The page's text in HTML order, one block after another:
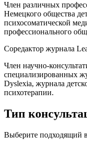
Член различных
Немецкого общества
психосоматической
профессионального
Соредактор журнала
Член научно-
специализированных
Dyslexia, журнала
психотерапии.
Тип
Выберите подходящий